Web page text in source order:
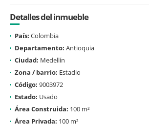
Detalles del inmueble
País: Colombia
Departamento: Antioquia
Ciudad: Medellín
Zona / barrio: Estadio
Código: 9003972
Estado: Usado
Área Construida: 100 m²
Área Privada: 100 m²